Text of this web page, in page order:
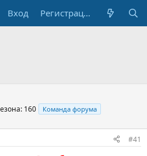
Вход Регистрация
160 Команда форума
#41